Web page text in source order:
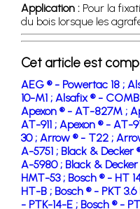
Application : Pour la
du bois lorsque les
Cet article est
AEG ® - Powertac 18 ;
10-M1 ; Alsafix ® -
Apexon ® - AT-827M ;
AT-911 ; Apexon ® - AT-
30 ; Arrow ® - T22 ;
A-5751 ; Black & Decker
A-5980 ; Black &
HMT-53 ; Bosch ® - HT
HT-B ; Bosch ® - PKT 3.6
- PTK-14-E ; Bosch ® -